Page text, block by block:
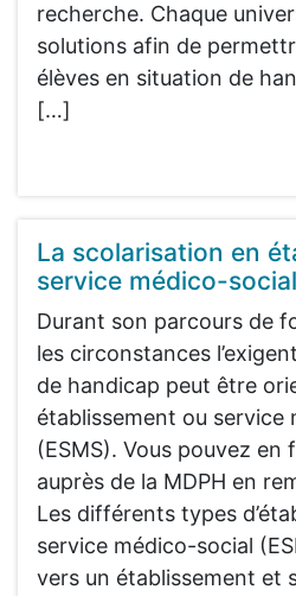
recherche. Chaque
solutions afin de
élèves en situation de
[…]
La scolarisation en
service médico-social
Durant son parcours de
les circonstances
de handicap peut être
établissement ou service
(ESMS). Vous pouvez en
auprès de la MDPH en
Les différents types
service médico-social
vers un établissement et